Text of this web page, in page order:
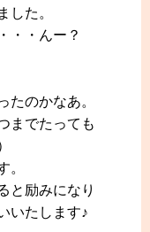
した。
・・んー？
たのかなあ。
までたっても
。
と励みになり
いたします♪